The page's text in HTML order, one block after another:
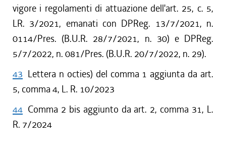
vigore i regolamenti di attuazione dell'art. 25, c. 5,
LR. 3/2021, emanati con DPReg. 13/7/2021, n.
0114/Pres. (B.U.R. 28/7/2021, n. 30) e DPReg.
5/7/2022, n. 081/Pres. (B.U.R. 20/7/2022, n. 29).
43 Lettera n octies) del comma 1 aggiunta da art.
5, comma 4, L. R. 10/2023
44 Comma 2 bis aggiunto da art. 2, comma 31, L.
R. 7/2024